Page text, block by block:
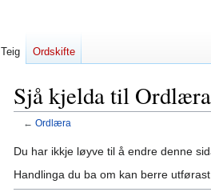
Sjå kjelda til Ordlæra
← Ordlæra
Hopp
til
Hopp
til
Du har ikkje løyve til å endre denne
Handlinga du ba om kan berre
Teig Ordskifte